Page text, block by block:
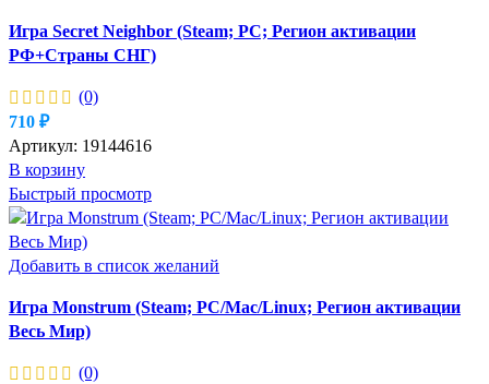
Игра Secret Neighbor (Steam; PC; Регион активации
РФ+Страны СНГ)
(0)
710 ₽
Артикул: 19144616
В корзину
Быстрый просмотр
Добавить в список желаний
Игра Monstrum (Steam; PC/Mac/Linux; Регион активации
Весь Мир)
(0)